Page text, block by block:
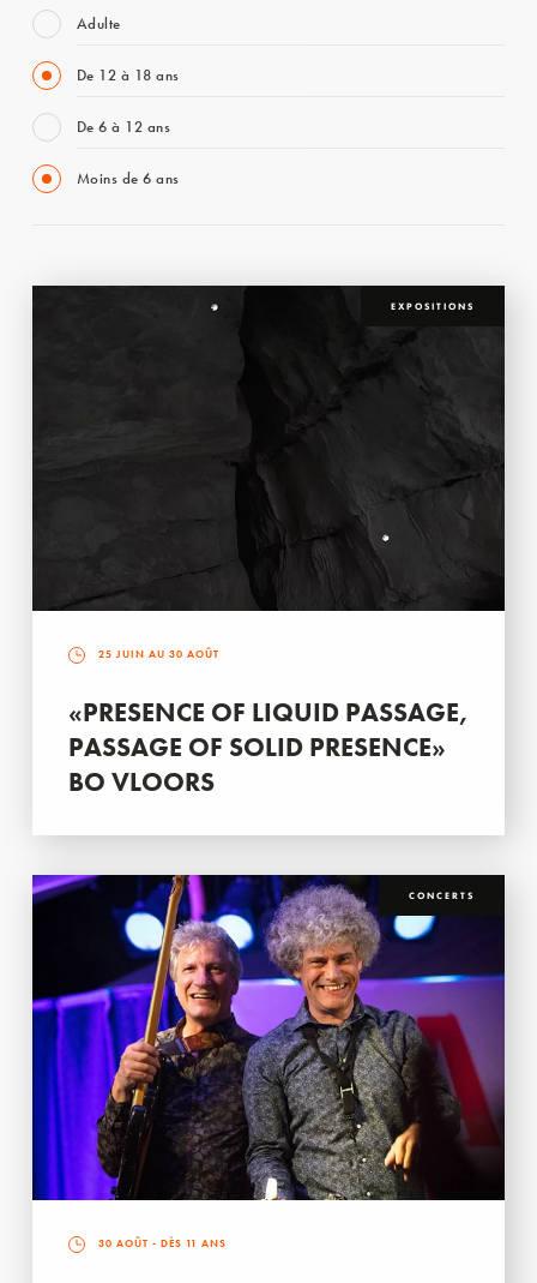
Adulte
De 12 à 18 ans
De 6 à 12 ans
Moins de 6 ans
EXPOSITIONS
25 JUIN AU 30 AOÛT
«PRESENCE OF LIQUID PASSAGE,
PASSAGE OF SOLID PRESENCE»
BO VLOORS
CONCERTS
30 AOÛT - DÈS 11 ANS